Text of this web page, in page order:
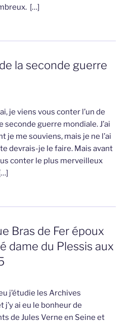
[…]
la seconde guerre
je viens vous conter l’un de
guerre mondiale. J’ai
je me souviens, mais je ne l’ai
devrais-je le faire. Mais avant
conter le plus merveilleux
Bras de Fer époux
dame du Plessis aux
j’étudie les Archives
ai eu le bonheur de
de Jules Verne en Seine et